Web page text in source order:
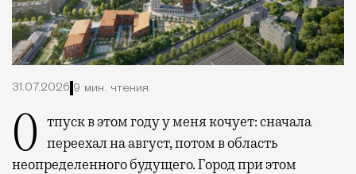
31.07.2026 9 мин. чтения
Отпуск в этом году у меня кочует: сначала переехал на август, потом в область
неопределенного будущего. Город при этом